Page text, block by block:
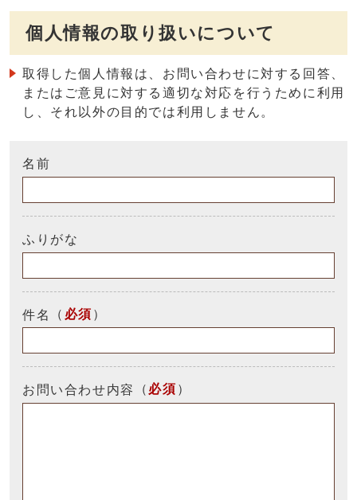
個人情報の取り扱いについて
取得した個人情報は、お問い合わせに対する回答、
またはご意見に対する適切な対応を行うために利用
し、それ以外の目的では利用しません。
名前
ふりがな
件名 （ 必須 ）
お問い合わせ内容 （ 必須 ）